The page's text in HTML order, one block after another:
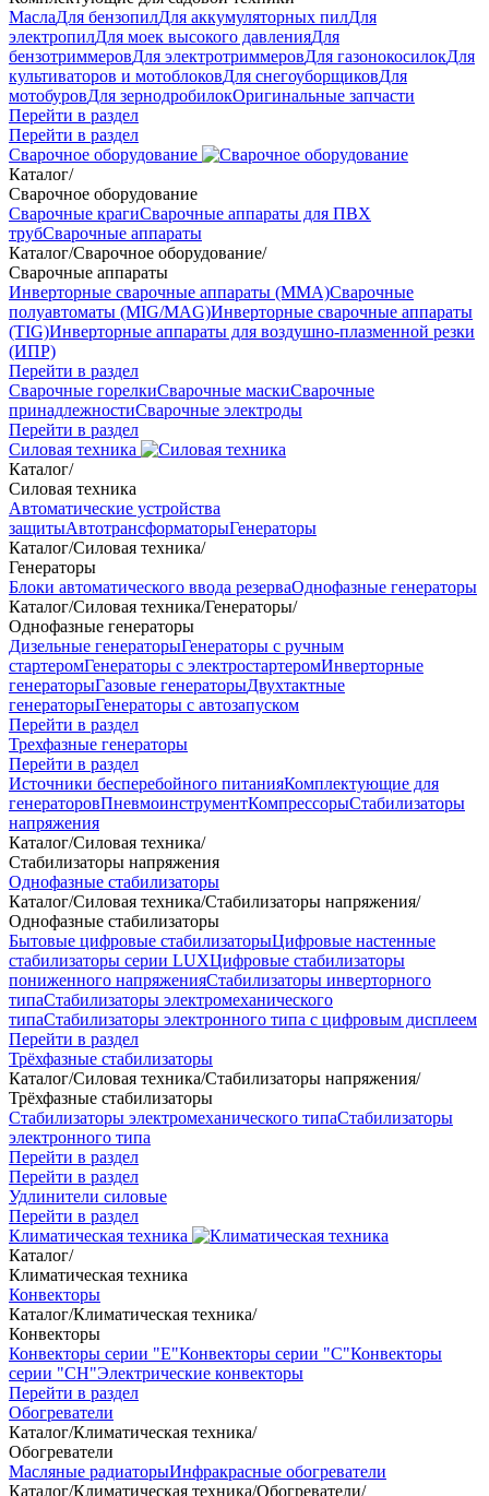
МаслаДля бензопилДля аккумуляторных пилДля
электропилДля моек высокого давленияДля
бензотриммеровДля электротриммеровДля газонокосилокДля
культиваторов и мотоблоковДля снегоуборщиковДля
мотобуровДля зернодробилокОригинальные запчасти
Перейти в раздел
Перейти в раздел
Сварочное оборудование
Каталог/
Сварочное оборудование
Сварочные крагиСварочные аппараты для ПВХ
трубСварочные аппараты
Каталог/Сварочное оборудование/
Сварочные аппараты
Инверторные сварочные аппараты (ММА)Сварочные
полуавтоматы (MIG/MAG)Инверторные сварочные аппараты
(TIG)Инверторные аппараты для воздушно-плазменной резки
(ИПР)
Перейти в раздел
Сварочные горелкиСварочные маскиСварочные
принадлежностиСварочные электроды
Перейти в раздел
Силовая техника
Каталог/
Силовая техника
Автоматические устройства
защитыАвтотрансформаторыГенераторы
Каталог/Силовая техника/
Генераторы
Блоки автоматического ввода резерваОднофазные генераторы
Каталог/Силовая техника/Генераторы/
Однофазные генераторы
Дизельные генераторыГенераторы с ручным
стартеромГенераторы с электростартеромИнверторные
генераторыГазовые генераторыДвухтактные
генераторыГенераторы с автозапуском
Перейти в раздел
Трехфазные генераторы
Перейти в раздел
Источники бесперебойного питанияКомплектующие для
генераторовПневмоинструментКомпрессорыСтабилизаторы
напряжения
Каталог/Силовая техника/
Стабилизаторы напряжения
Однофазные стабилизаторы
Каталог/Силовая техника/Стабилизаторы напряжения/
Однофазные стабилизаторы
Бытовые цифровые стабилизаторыЦифровые настенные
стабилизаторы серии LUXЦифровые стабилизаторы
пониженного напряженияСтабилизаторы инверторного
типаСтабилизаторы электромеханического
типаСтабилизаторы электронного типа с цифровым дисплеем
Перейти в раздел
Трёхфазные стабилизаторы
Каталог/Силовая техника/Стабилизаторы напряжения/
Трёхфазные стабилизаторы
Стабилизаторы электромеханического типаСтабилизаторы
электронного типа
Перейти в раздел
Перейти в раздел
Удлинители силовые
Перейти в раздел
Климатическая техника
Каталог/
Климатическая техника
Конвекторы
Каталог/Климатическая техника/
Конвекторы
Конвекторы серии "Е"Конвекторы серии "С"Конвекторы
серии "СН"Электрические конвекторы
Перейти в раздел
Обогреватели
Каталог/Климатическая техника/
Обогреватели
Масляные радиаторыИнфракрасные обогреватели
Каталог/Климатическая техника/Обогреватели/